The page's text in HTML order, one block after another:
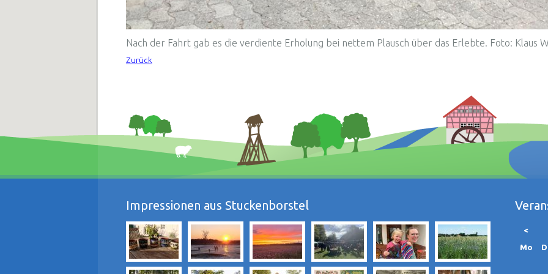
Nach der Fahrt gab es die verdiente Erholung bei nettem Plausch über das Erlebte. Foto: Klaus
Zurück
Impressionen aus Stuckenborstel
<
Mo